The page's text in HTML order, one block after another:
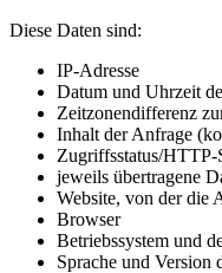
Diese Daten sind:
IP-Adresse
Datum und Uhrzeit
Zeitzonendifferenz
Inhalt der Anfrage
Zugriffsstatus/HTTP-
jeweils übertragene
Website, von der die
Browser
Betriebssystem und
Sprache und Version